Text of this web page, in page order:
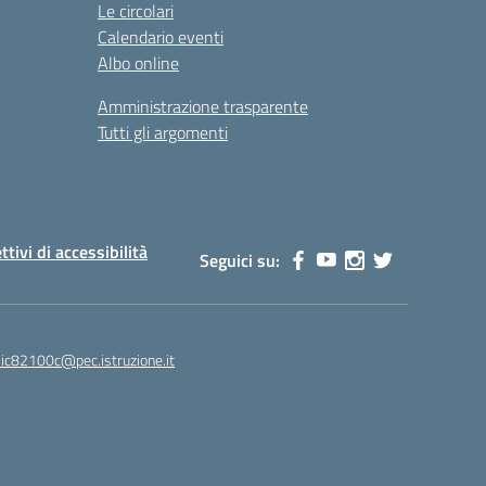
Le circolari
Calendario eventi
Albo online
Amministrazione trasparente
Tutti gli argomenti
di accessibilità Seguici su: